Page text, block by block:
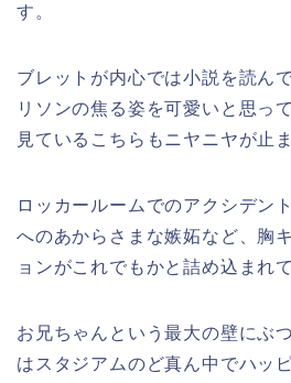
す。
ブレットが内心では小説を読ん
リソンの焦る姿を可愛いと思っ
見ているこちらもニヤニヤが止
ロッカールームでのアクシデン
へのあからさまな嫉妬など、胸
ョンがこれでもかと詰め込まれ
お兄ちゃんという最大の壁にぶ
はスタジアムのど真ん中でハッ